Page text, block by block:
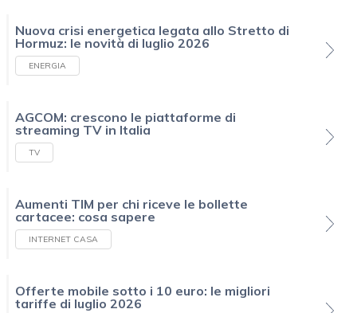
Nuova crisi energetica legata allo Stretto di
Hormuz: le novità di luglio 2026
ENERGIA
AGCOM: crescono le piattaforme di
streaming TV in Italia
TV
Aumenti TIM per chi riceve le bollette
cartacee: cosa sapere
INTERNET CASA
Offerte mobile sotto i 10 euro: le migliori
tariffe di luglio 2026